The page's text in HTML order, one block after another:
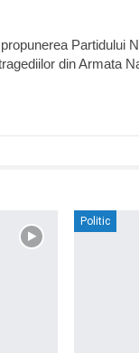
Partidului
din Armata
Politic